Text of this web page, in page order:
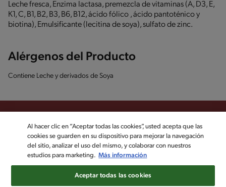
Leche fresca, Enzima lactasa, premezcla de vitaminas (A, D3, E,
K1, C, B1, B2, B3, B6, B12, ácido fólico , ácido pantoténico y
biotina), Emulsificante (lecitina de soya), sulfato de zinc.
Alérgenos del Producto
Contiene Leche y derivados de Soya
Sigue a KLIM en las redes sociales
©2022, Nestlé. Marcas registradas por Société dels Produits Nestlé,
S.A. Vevey (Suiza)
Al hacer clic en “Aceptar todas las cookies”, usted acepta que las
cookies se guarden en su dispositivo para mejorar la navegación
del sitio, analizar el uso del mismo, y colaborar con nuestros
estudios para marketing. Más información
Aceptar todas las cookies